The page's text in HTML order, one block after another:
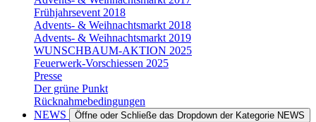
Frühjahrsevent 2018
Advents- & Weihnachtsmarkt 2018
Advents- & Weihnachtsmarkt 2019
WUNSCHBAUM-AKTION 2025
Feuerwerk-Vorschiessen 2025
Presse
Der grüne Punkt
Rücknahmebedingungen
NEWS
Öffne oder Schließe das Dropdown der Kategorie NEWS